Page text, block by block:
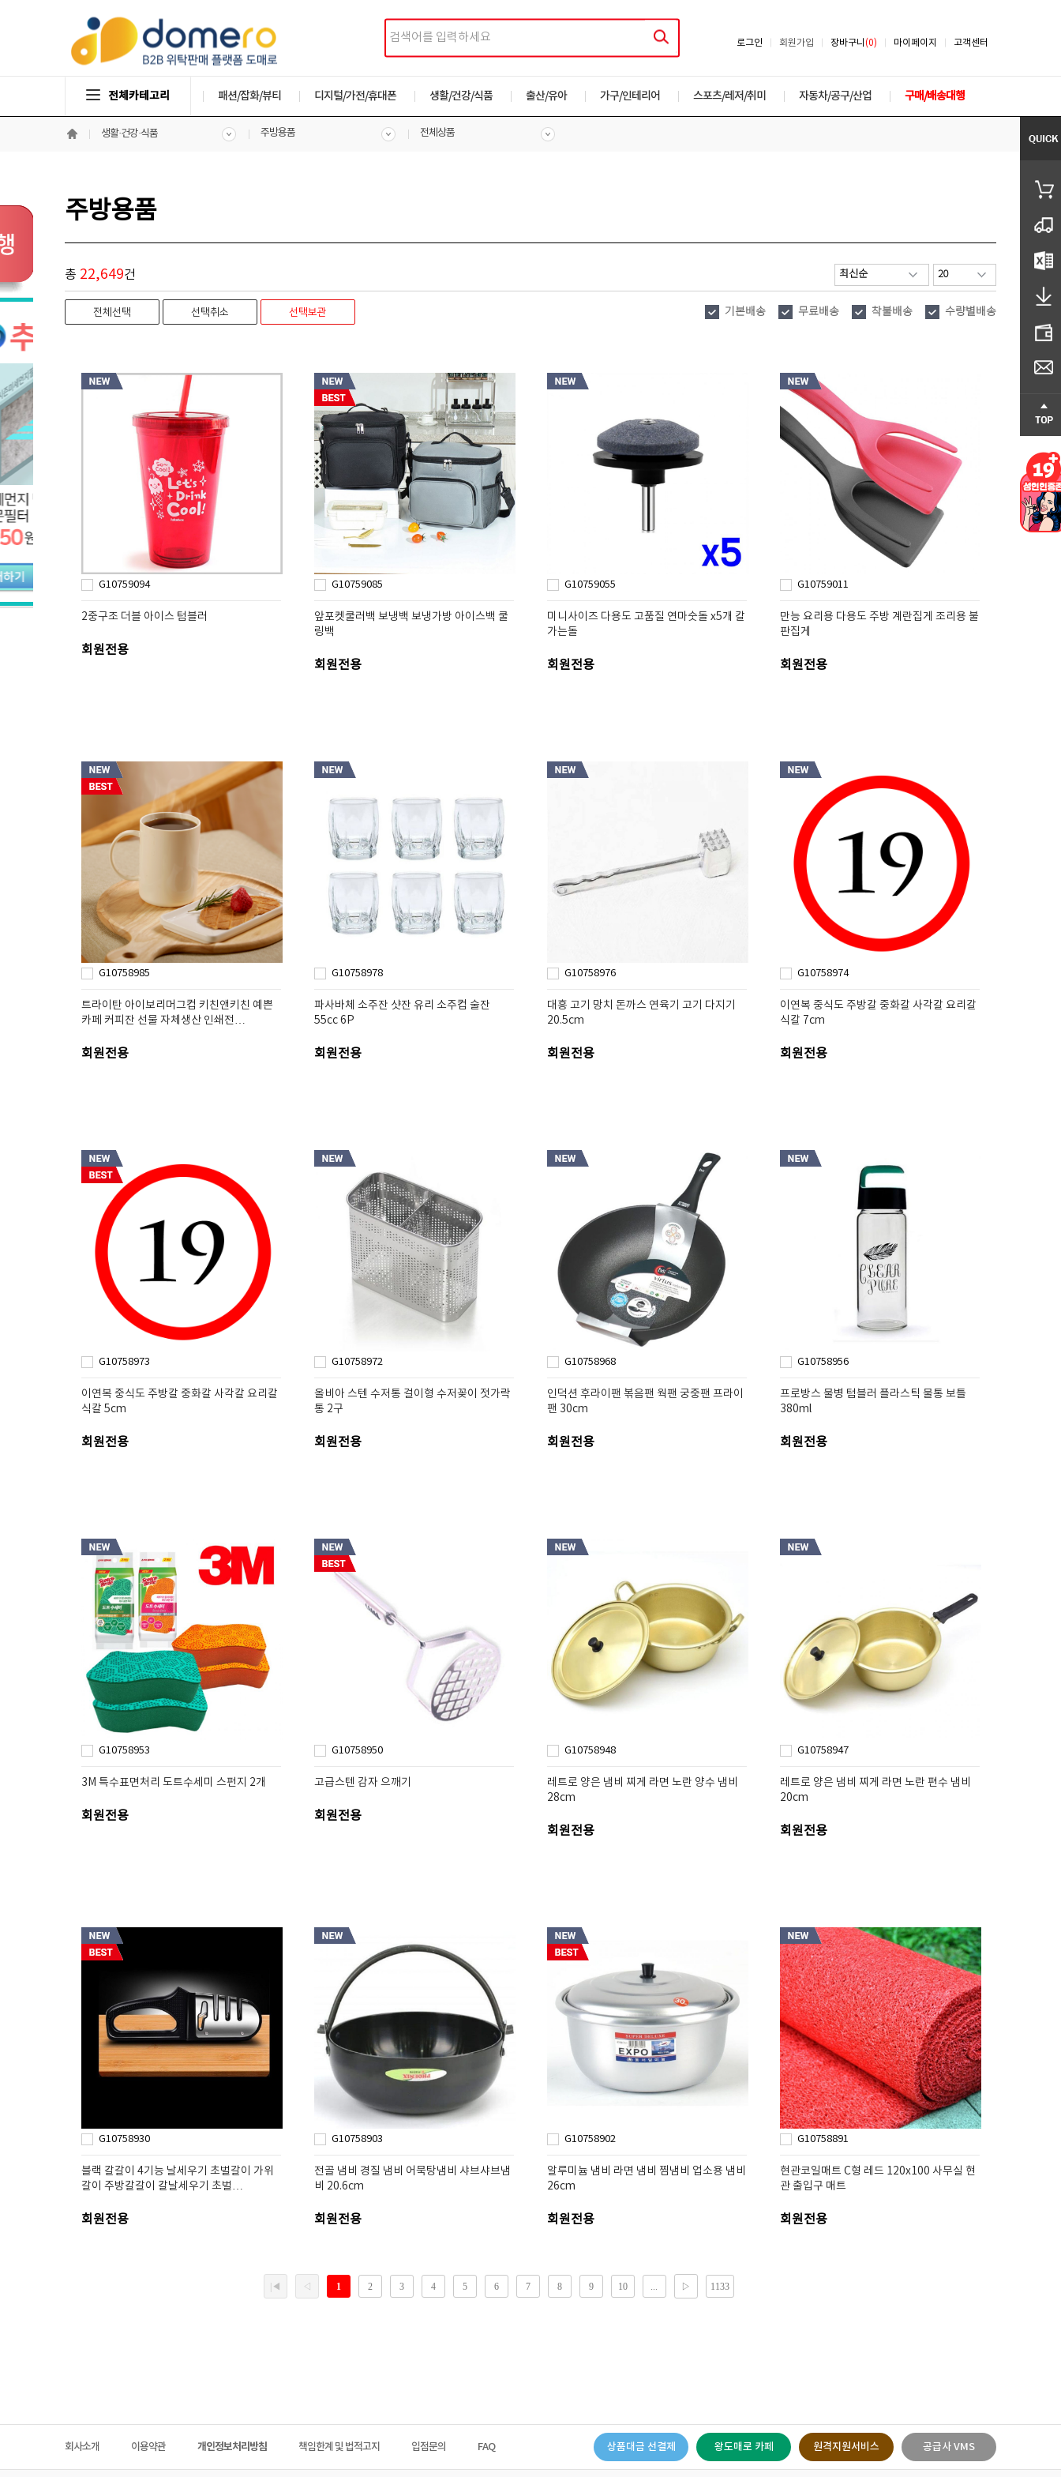
고객센터
마이페이지
장바구니 (0)
회원가입
로그인
전체카테고리 패션/잡화/뷰티 디지털/가전/휴대폰 생활/건강/식품 출산/유아 가구/인테리어 스포츠/레저/취미 자동차/공구/산업 구매/배송대행
생활·건강·식품 주방용품 전체상품
주방용품
총 22,649건
기본배송 무료배송 착불배송 수량별배송
G10759094
2중구조 더블 아이스 텀블러
회원전용
G10759085
앞포켓쿨러백 보냉백 보냉가방 아이스백 쿨
링백
회원전용
G10759055
미니사이즈 다용도 고품질 연마숫돌 x5개 칼
가는돌
회원전용
G10759011
만능 요리용 다용도 주방 계란집게 조리용 불
판집게
회원전용
G10758985
트라이탄 아이보리머그컵 키친앤키친 예쁜
카페 커피잔 선물 자체생산 인쇄전…
회원전용
G10758978
파사바체 소주잔 샷잔 유리 소주컵 술잔
55cc 6P
회원전용
G10758976
대흥 고기 망치 돈까스 연육기 고기 다지기
20.5cm
회원전용
G10758974
이연복 중식도 주방칼 중화칼 사각칼 요리칼
식칼 7cm
회원전용
G10758973
이연복 중식도 주방칼 중화칼 사각칼 요리칼
식칼 5cm
회원전용
G10758972
올비아 스텐 수저통 걸이형 수저꽂이 젓가락
통 2구
회원전용
G10758968
인덕션 후라이팬 볶음팬 웍팬 궁중팬 프라이
팬 30cm
회원전용
G10758956
프로방스 물병 텀블러 플라스틱 물통 보틀
380ml
회원전용
G10758953
3M 특수표면처리 도트수세미 스펀지 2개
회원전용
G10758950
고급스텐 감자 으깨기
회원전용
G10758948
레트로 양은 냄비 찌게 라면 노란 양수 냄비
28cm
회원전용
G10758947
레트로 양은 냄비 찌게 라면 노란 편수 냄비
20cm
회원전용
G10758930
블랙 칼갈이 4기능 날세우기 초벌갈이 가위
갈이 주방칼갈이 칼날세우기 초벌…
회원전용
G10758903
전골 냄비 경질 냄비 어묵탕냄비 샤브샤브냄
비 20.6cm
회원전용
G10758902
알루미늄 냄비 라면 냄비 찜냄비 업소용 냄비
26cm
회원전용
G10758891
현관코일매트 C형 레드 120x100 사무실 현
관 출입구 매트
회원전용
회사소개 이용약관 개인정보처리방침 책임한계 및 법적고지 입점문의 FAQ